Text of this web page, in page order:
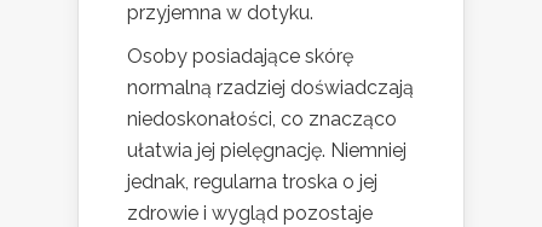
przyjemna w dotyku.
Osoby posiadające skórę
normalną rzadziej doświadczają
niedoskonałości, co znacząco
ułatwia jej pielęgnację. Niemniej
jednak, regularna troska o jej
zdrowie i wygląd pozostaje